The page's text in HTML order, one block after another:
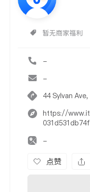
暂无商家福利
-
-
44 Sylvan
https://
-
点赞